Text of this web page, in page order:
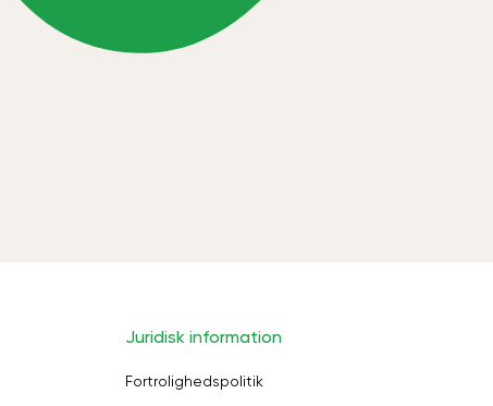
Juridisk information
Fortrolighedspolitik